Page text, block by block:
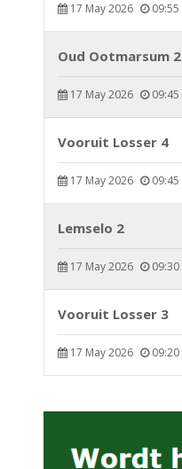
17 May 2026 09:55
Oud Ootmarsum 2
17 May 2026 09:45
Vooruit Losser 4
17 May 2026 09:45
Lemselo 2
17 May 2026 09:30
Vooruit Losser 3
17 May 2026 09:20